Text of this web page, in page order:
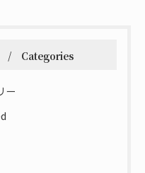
Categories
ー